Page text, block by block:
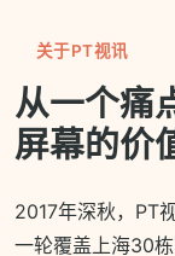
关于PT视讯
从一个痛
屏幕的价
2017年深秋，PT
一轮覆盖上海30